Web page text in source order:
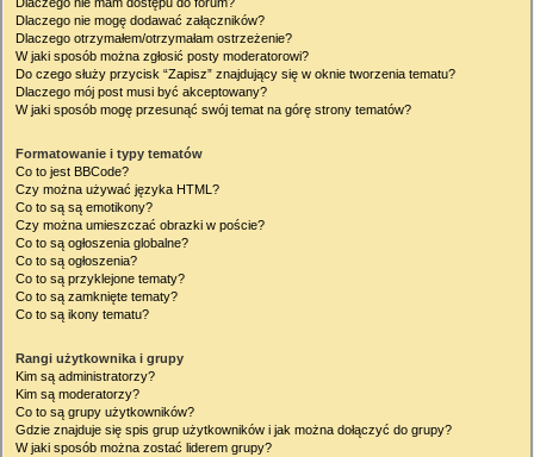
Dlaczego nie mogę dodawać załączników?
Dlaczego otrzymałem/otrzymałam ostrzeżenie?
W jaki sposób można zgłosić posty moderatorowi?
Do czego służy przycisk “Zapisz” znajdujący się w oknie tworzenia tematu?
Dlaczego mój post musi być akceptowany?
W jaki sposób mogę przesunąć swój temat na górę strony tematów?
Formatowanie i typy tematów
Co to jest BBCode?
Czy można używać języka HTML?
Co to są są emotikony?
Czy można umieszczać obrazki w poście?
Co to są ogłoszenia globalne?
Co to są ogłoszenia?
Co to są przyklejone tematy?
Co to są zamknięte tematy?
Co to są ikony tematu?
Rangi użytkownika i grupy
Kim są administratorzy?
Kim są moderatorzy?
Co to są grupy użytkowników?
Gdzie znajduje się spis grup użytkowników i jak można dołączyć do grupy?
W jaki sposób można zostać liderem grupy?